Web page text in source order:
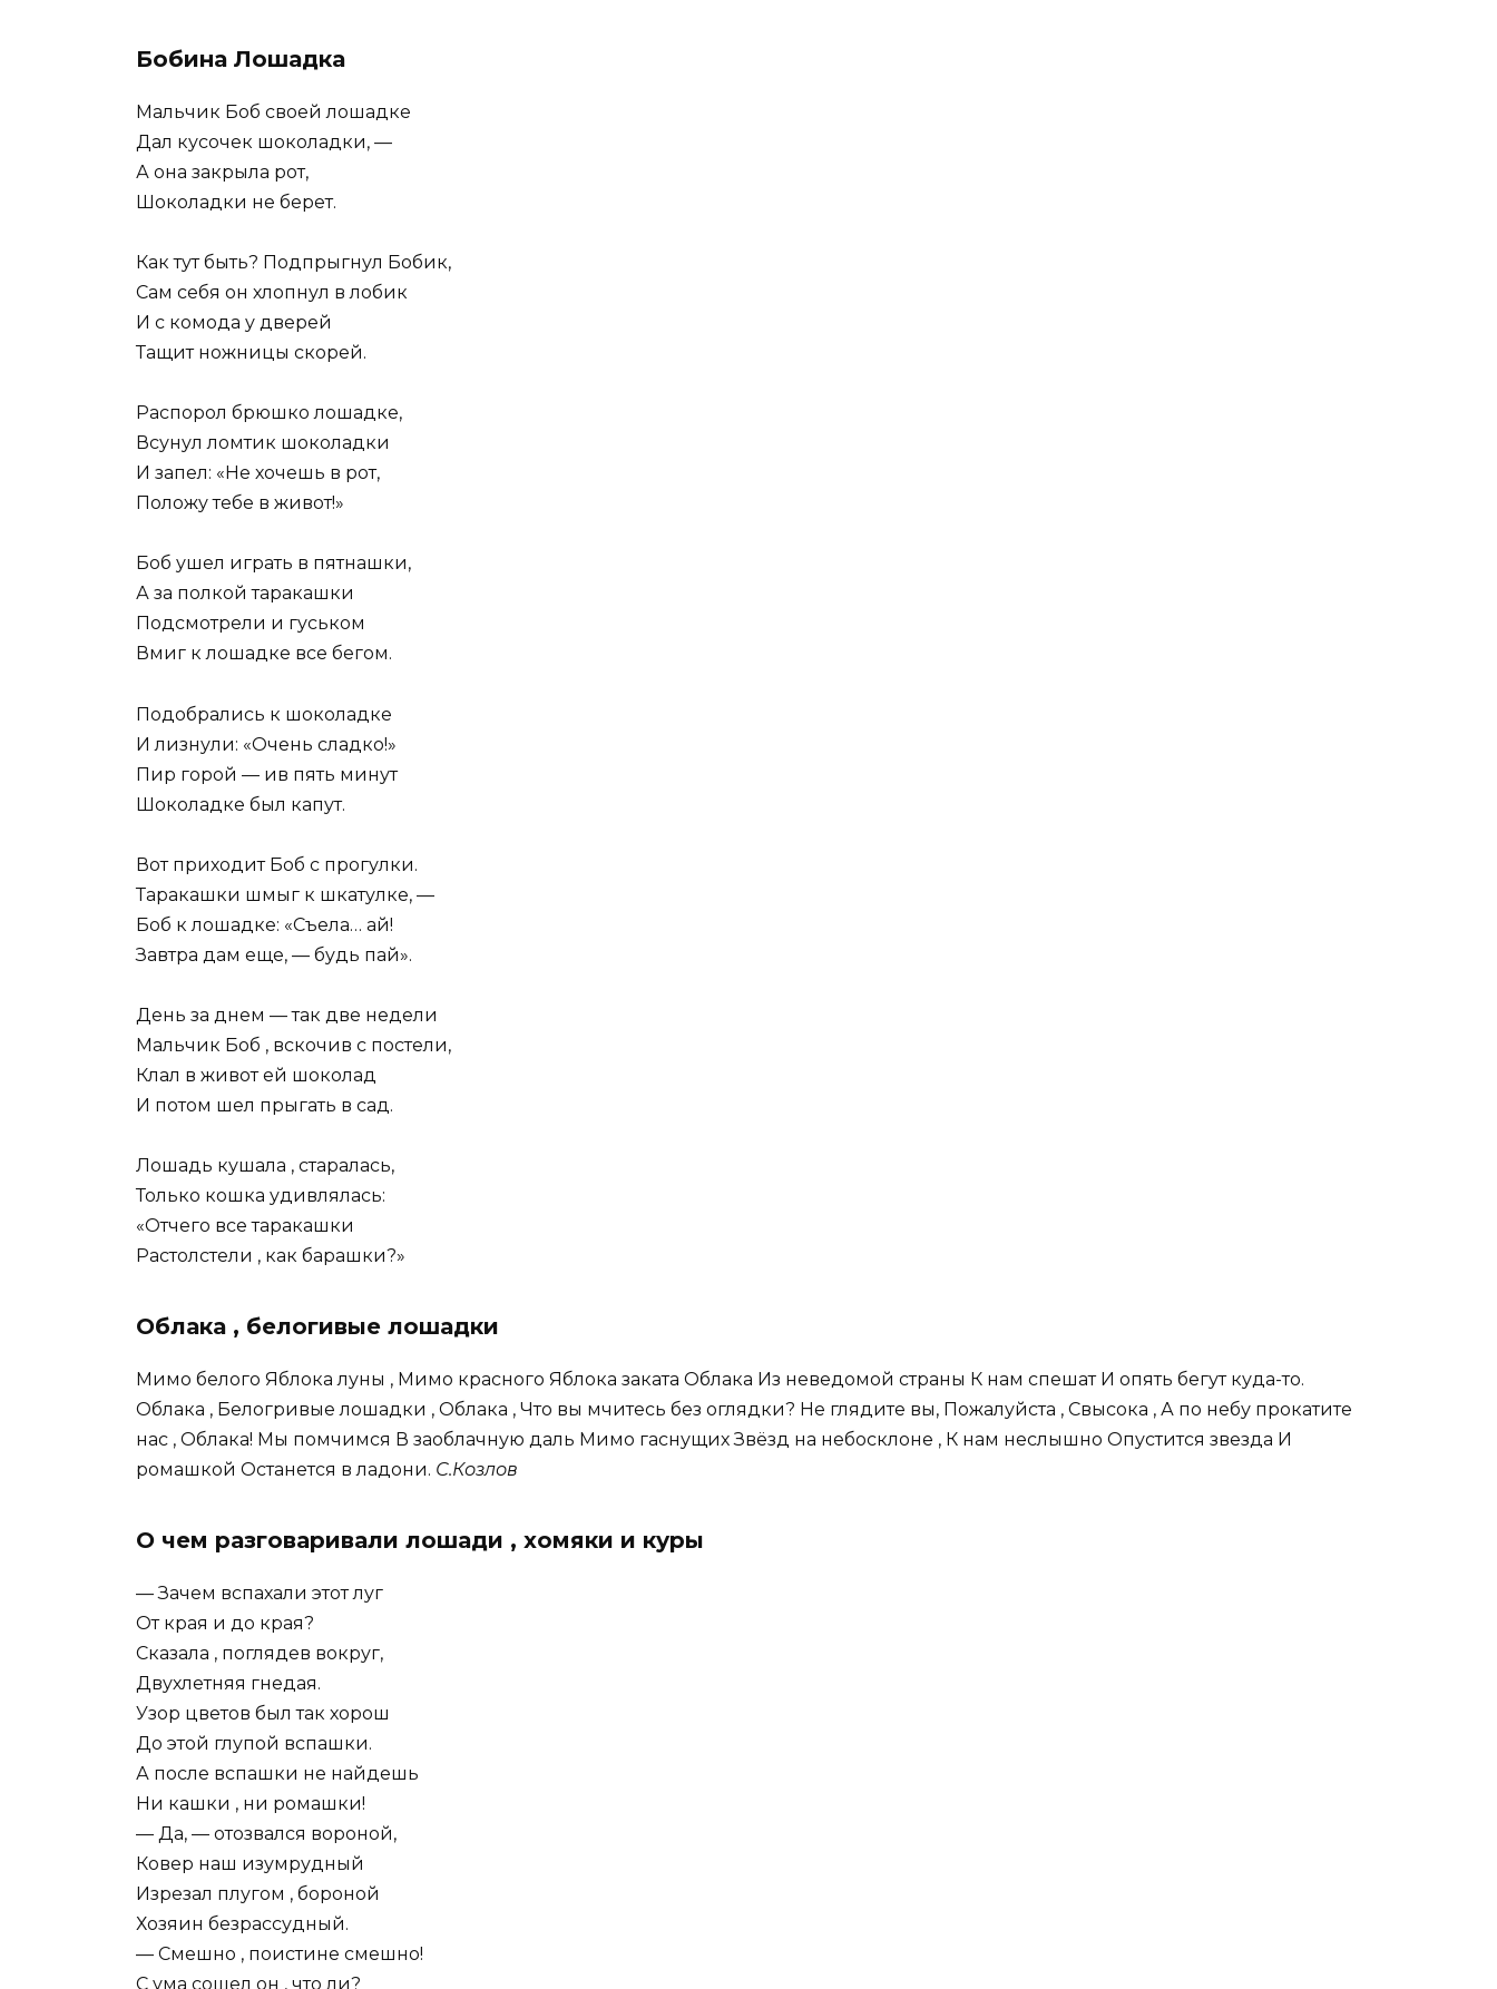
Бобина Лошадка
Мальчик Боб своей лошадке
Дал кусочек шоколадки, —
А она закрыла рот,
Шоколадки не берет.
Как тут быть? Подпрыгнул Бобик,
Сам себя он хлопнул в лобик
И с комода у дверей
Тащит ножницы скорей.
Распорол брюшко лошадке,
Всунул ломтик шоколадки
И запел: «Не хочешь в рот,
Положу тебе в живот!»
Боб ушел играть в пятнашки,
А за полкой таракашки
Подсмотрели и гуськом
Вмиг к лошадке все бегом.
Подобрались к шоколадке
И лизнули: «Очень сладко!»
Пир горой — ив пять минут
Шоколадке был капут.
Вот приходит Боб с прогулки.
Таракашки шмыг к шкатулке, —
Боб к лошадке: «Съела… ай!
Завтра дам еще, — будь пай».
День за днем — так две недели
Мальчик Боб , вскочив с постели,
Клал в живот ей шоколад
И потом шел прыгать в сад.
Лошадь кушала , старалась,
Только кошка удивлялась:
«Отчего все таракашки
Растолстели , как барашки?»
Облака , белогивые лошадки
Мимо белого Яблока луны , Мимо красного Яблока заката Облака Из неведомой страны К нам спешат И опять бегут куда-то.
Облака , Белогривые лошадки , Облака , Что вы мчитесь без оглядки? Не глядите вы, Пожалуйста , Свысока , А по небу прокатите
нас , Облака! Мы помчимся В заоблачную даль Мимо гаснущих Звёзд на небосклоне , К нам неслышно Опустится звезда И
ромашкой Останется в ладони. С.Козлов
О чем разговаривали лошади , хомяки и куры
— Зачем вспахали этот луг
От края и до края?
Сказала , поглядев вокруг,
Двухлетняя гнедая.
Узор цветов был так хорош
До этой глупой вспашки.
А после вспашки не найдешь
Ни кашки , ни ромашки!
— Да, — отозвался вороной,
Ковер наш изумрудный
Изрезал плугом , бороной
Хозяин безрассудный.
— Смешно , поистине смешно!
С ума сошел он , что ли?